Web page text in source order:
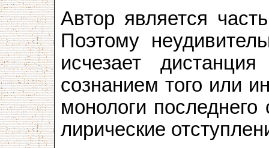
Автор является
Поэтому
исчезает
сознанием того или
монологи
лирические